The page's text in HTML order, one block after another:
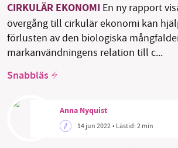
Sök Sparade inlägg
CIRKULÄR EKONOMI En ny rapport
övergång till cirkulär ekonomi kan
förlusten av den biologiska
markanvändningens relation till c...
Snabbläs
Anna Nyquist
14 jun 2022• Lästid:2 min